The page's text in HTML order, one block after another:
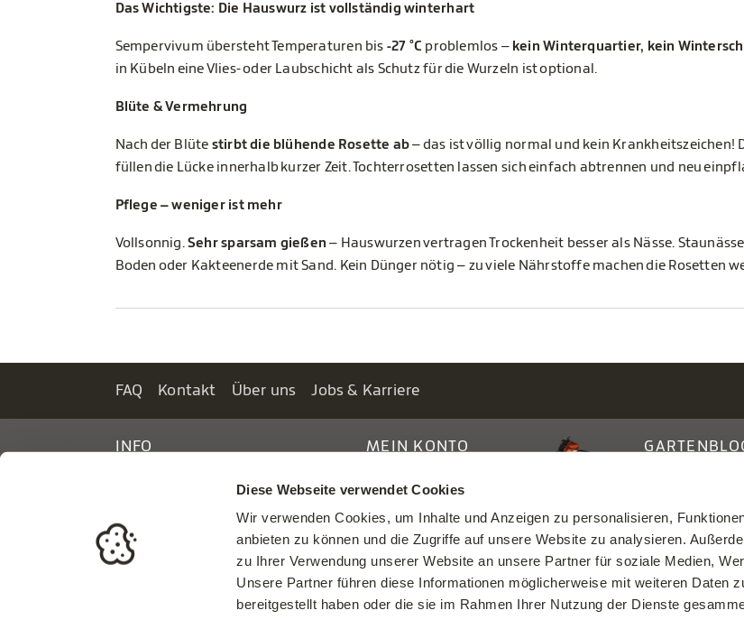
Diese Webseite verwendet Cookies
Wir verwenden Cookies, um Inhalte und Anzeigen zu personalisieren,
anbieten zu können und die Zugriffe auf unsere Website zu analysieren.
zu Ihrer Verwendung unserer Website an unsere Partner für soziale Medien,
Unsere Partner führen diese Informationen möglicherweise mit weiteren Daten
bereitgestellt haben oder die sie im Rahmen Ihrer Nutzung der Dienste
Das Wichtigste: Die Hauswurz ist vollständig winterhart
Sempervivum übersteht Temperaturen bis -27 °C problemlos – kein Winterquartier, kein
in Kübeln eine Vlies- oder Laubschicht als Schutz für die Wurzeln ist optional.
Blüte & Vermehrung
Nach der Blüte stirbt die blühende Rosette ab– das ist völlig normal und kein Krankheitszeichen!
füllen die Lücke innerhalb kurzer Zeit. Tochterrosetten lassen sich einfach abtrennen und neu
Pflege – weniger ist mehr
Vollsonnig.Sehr sparsam gießen – Hauswurzen vertragen Trockenheit besser als Nässe.
Boden oder Kakteenerde mit Sand. Kein Dünger nötig – zu viele Nährstoffe machen die Rosetten
FAQ Kontakt Über uns Jobs & Karriere
INFO
Katalog bestellen
Widerrufsformular
MEIN KONTO
Cookies verwalten Datenschutz